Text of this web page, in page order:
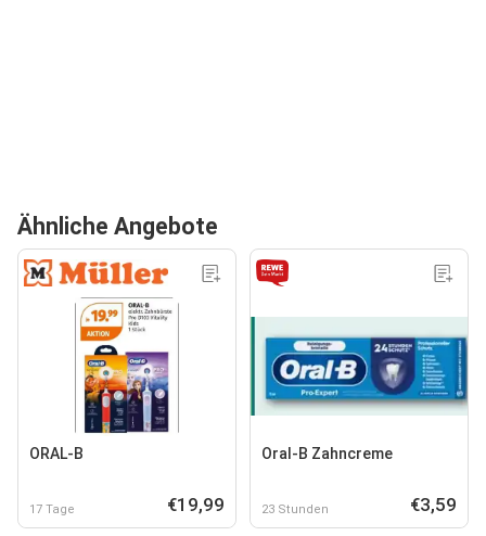
Ähnliche Angebote
ORAL-B
17 Tage €19,99
Oral-B Zahncreme
23 Stunden €3,59